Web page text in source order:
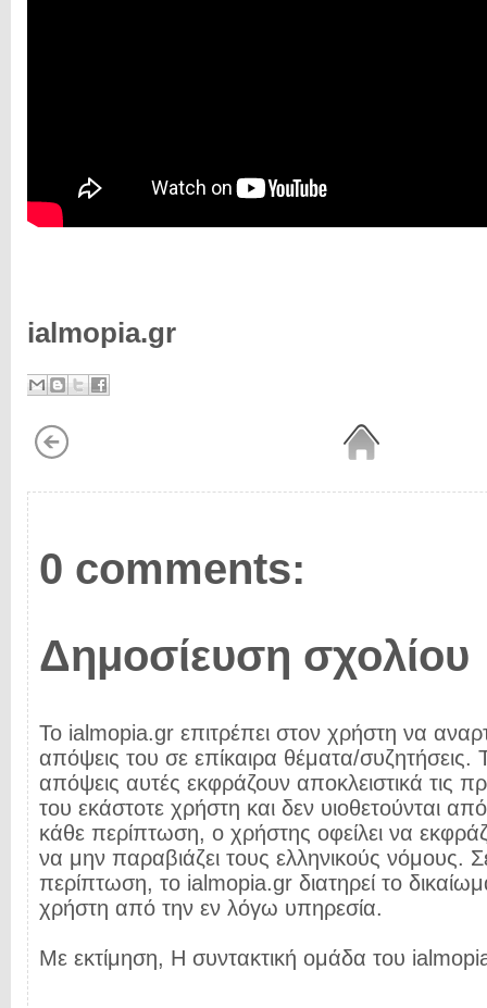
ialmopia.gr
0 comments:
Δημοσίευση σχολίου
Το ialmopia.gr επιτρέπει στον χρήστη να
απόψεις του σε επίκαιρα θέματα/συζητήσεις.
απόψεις αυτές εκφράζουν αποκλειστικά τις
του εκάστοτε χρήστη και δεν υιοθετούνται
κάθε περίπτωση, ο χρήστης οφείλει να
να μην παραβιάζει τους ελληνικούς νόμους.
περίπτωση, το ialmopia.gr διατηρεί το
χρήστη από την εν λόγω υπηρεσία.
Με εκτίμηση, Η συντακτική ομάδα του